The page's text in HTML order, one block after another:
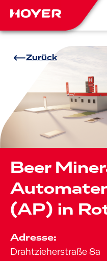
Zurück
Beer
(AP) in
Adresse:
Drahtzieherstraße 8a